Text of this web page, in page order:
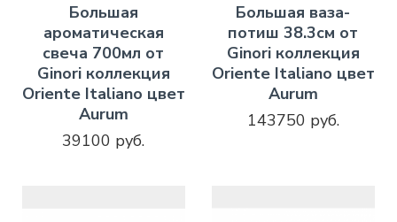
Большая
ароматическая
свеча 700мл от
Ginori коллекция
Oriente Italiano цвет
Aurum
39100 руб.
Большая ваза-
потиш 38.3см от
Ginori коллекция
Oriente Italiano цвет
Aurum
143750 руб.